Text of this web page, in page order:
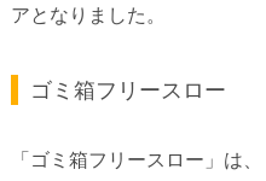
アとなりました。
ゴミ箱フリースロー
「ゴミ箱フリースロー」は